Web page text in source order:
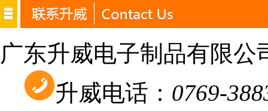
广东升威电子制品有限公
升威电话： 0769-